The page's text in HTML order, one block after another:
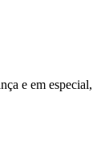
e em